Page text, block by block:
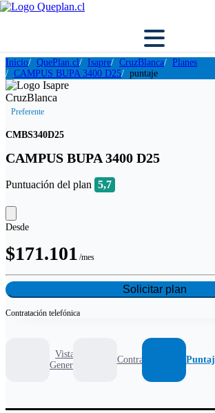
Inicio QuePlan.cl Isapre CruzBlanca
Planes
CAMPUS BUPA 3400 D25
puntaje
Preferente
CMBS340D25
CAMPUS BUPA 3400 D25
Puntuación del plan 5,7
Desde
$171.101 /mes
Solicitar plan
Contratación telefónica
Vista
General
Contrato Puntaje